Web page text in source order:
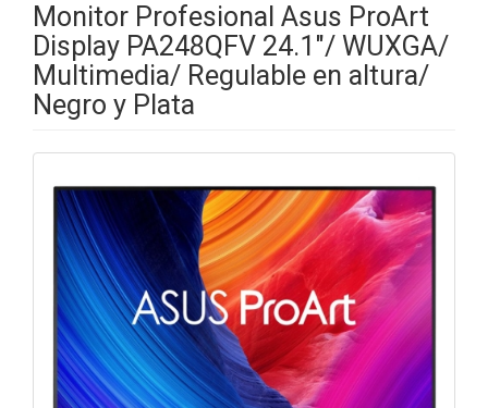
Monitor Profesional Asus ProArt
Display PA248QFV 24.1"/ WUXGA/
Multimedia/ Regulable en altura/
Negro y Plata